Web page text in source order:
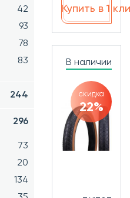
42
93
78
83
244
296
73
20
134
Купить в 1
В наличии
скидка
22%